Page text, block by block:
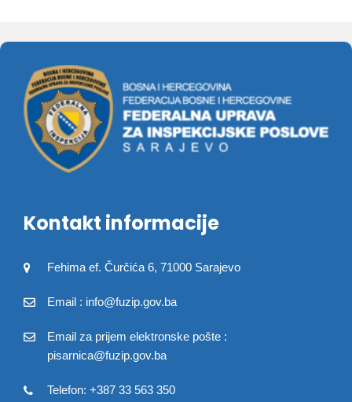
Kontakt informacije
Fehima ef. Čurčića 6, 71000 Sarajevo
Email : info@fuzip.gov.ba
Email za prijem elektronske pošte :
pisarnica@fuzip.gov.ba
Telefon: +387 33 563 350